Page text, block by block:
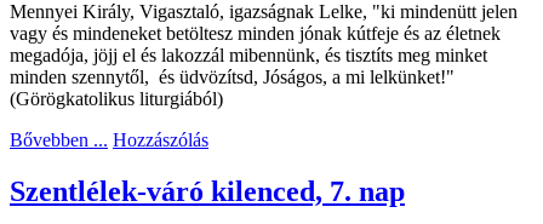
Mennyei Király, Vigasztaló, igazságnak Lelke, "ki mindenütt jelen
vagy és mindeneket betöltesz minden jónak kútfeje és az életnek
megadója, jöjj el és lakozzál mibennünk, és tisztíts meg minket
minden szennytől, és üdvözítsd, Jóságos, a mi lelkünket!"
(Görögkatolikus liturgiából)
Bővebben ... Hozzászólás
Szentlélek-váró kilenced, 7. nap